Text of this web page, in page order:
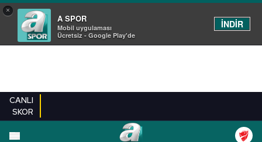
×
A SPOR
Mobil uygulaması
Ücretsiz - Google Play'de
İNDİR
CANLI
SKOR